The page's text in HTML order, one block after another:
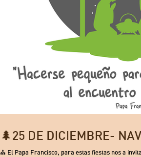
⛪ El Papa Francisco, para estas fiestas nos a invita a hacerse pequeños para ir verdaderamente al